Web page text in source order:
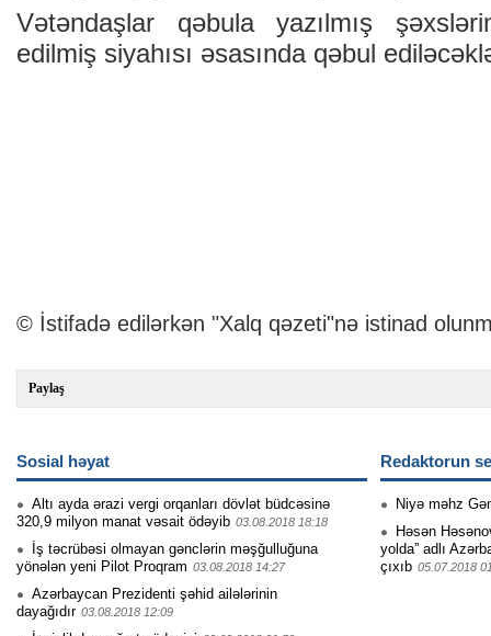
Vətəndaşlar qəbula yazılmış
edilmiş siyahısı əsasında qəbul
© İstifadə edilərkən "Xalq qəzeti"nə istinad
Paylaş
Sosial həyat
Altı ayda ərazi vergi orqanları dövlət büdcəsinə
320,9 milyon manat vəsait ödəyib 03.08.2018 18:18
İş təcrübəsi olmayan gənclərin məşğulluğuna
yönələn yeni Pilot Proqram 03.08.2018 14:27
Azərbaycan Prezidenti şəhid ailələrinin
dayağıdır 03.08.2018 12:09
Redaktorun
Niyə məhz
Həsən
yolda” adlı
çıxıb 05.07.2018